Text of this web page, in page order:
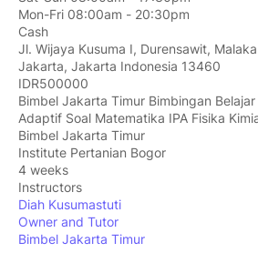
Mon-Fri 08:00am - 20:30pm
Cash
Jl. Wijaya Kusuma I, Durensawit,
Jakarta, Jakarta Indonesia 13460
IDR500000
Bimbel Jakarta Timur Bimbingan
Adaptif Soal Matematika IPA Fisika
Bimbel Jakarta Timur
Institute Pertanian Bogor
4 weeks
Instructors
Diah Kusumastuti
Owner and Tutor
Bimbel Jakarta Timur